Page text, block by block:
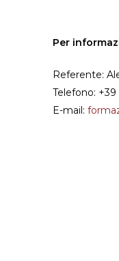
Per
Referente:
Telefono:
E-mail: